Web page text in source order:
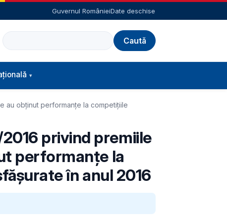
Guvernul RomânieiDate deschise
Caută
au obținut performanțe la competițiile
2016 privind premiile
performanțe la
în anul 2016